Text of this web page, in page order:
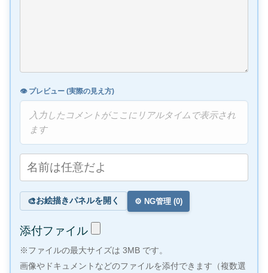
👁️ プレビュー (実際の見え方)
入力したコメントがここにリアルタイムで表示され
ます
🎨お絵描きパネルを開く ⚙️ NG管理 (0)
添付ファイル
※ファイルの最大サイズは 3MB です。
画像やドキュメントなどのファイルを添付できます（複数選